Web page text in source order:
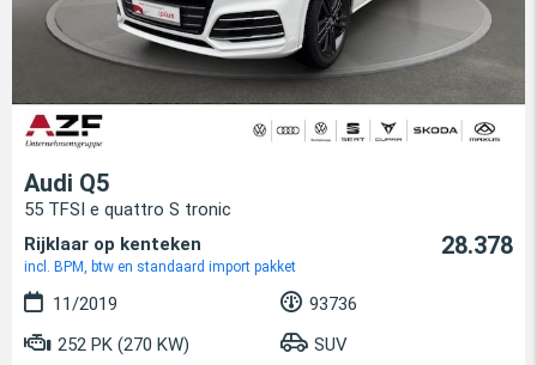
Audi Q5
55 TFSI e quattro S tronic
Rijklaar op kenteken
incl. BPM, btw en standaard import pakket
28.378
11/2019
93736
252 PK (270 KW)
SUV